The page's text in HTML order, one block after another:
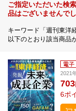
ご指定いただいた検
品はございませんでし
キーワード「週刊東洋
以下のとおり該当商品
2021
703
6ポ